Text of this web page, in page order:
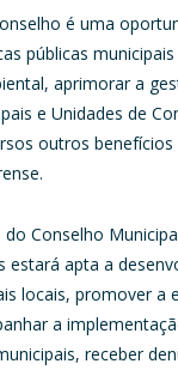
é uma
públicas municipais
aprimorar a
e Unidades de
outros benefícios
Conselho
estará apta a
locais, promover a
a
receber